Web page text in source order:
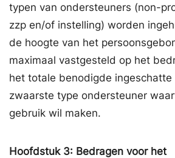
typen van ondersteuners (non-
zzp en/of instelling) worden
de hoogte van het
maximaal vastgesteld op het
het totale benodigde
zwaarste type ondersteuner
gebruik wil maken.
Hoofdstuk 3: Bedragen voor het